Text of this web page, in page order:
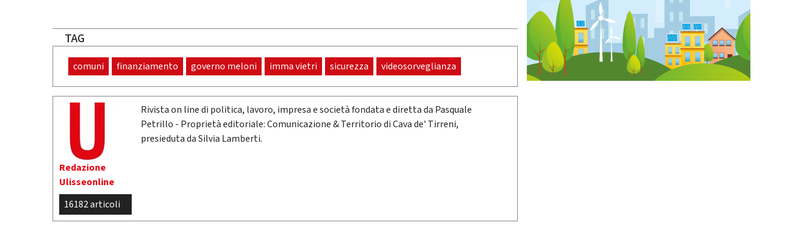
TAG
comuni finanziamento governo meloni imma vietri sicurezza videosorveglianza
Redazione
Ulisseonline
16182 articoli
Rivista on line di politica, lavoro, impresa e società fondata e diretta da Pasquale
Petrillo - Proprietà editoriale: Comunicazione & Territorio di Cava de' Tirreni,
presieduta da Silvia Lamberti.